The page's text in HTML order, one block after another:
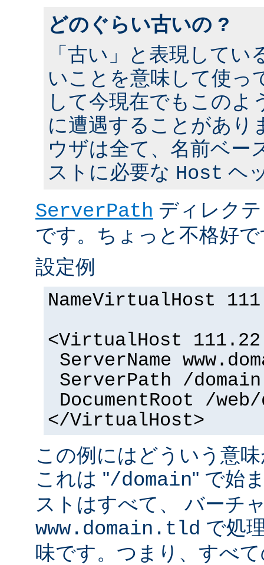
どのぐらい古いの ?
「古い」と表現してい
いことを意味して使っ
して今現在でもこのよ
に遭遇することがあり
ウザは全て、名前ベー
ストに必要な Host ヘ
ServerPath ディレク
です。ちょっと不格好
設定例
NameVirtualHost
<VirtualHost
ServerName
ServerPath /domain
DocumentRoot /web/
</VirtualHost>
この例にはどういう意
これは "/domain" で始
ストはすべて、 バーチ
www.domain.tld で処
味です。つまり、すべ